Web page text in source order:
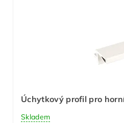
Úchytkový profil pro
Skladem